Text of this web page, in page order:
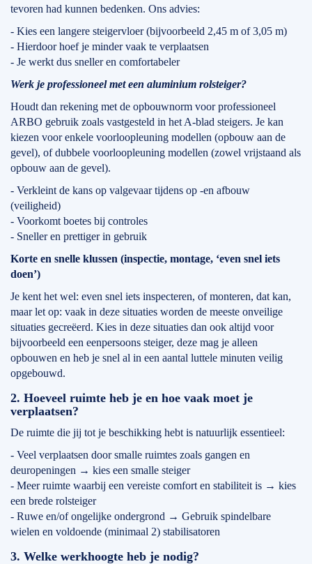
tevoren had kunnen bedenken. Ons advies:
- Kies een langere steigervloer (bijvoorbeeld 2,45 m of 3,05 m)
- Hierdoor hoef je minder vaak te verplaatsen
- Je werkt dus sneller en comfortabeler
Werk je professioneel met een aluminium rolsteiger?
Houdt dan rekening met de opbouwnorm voor professioneel
ARBO gebruik zoals vastgesteld in het A-blad steigers. Je kan
kiezen voor enkele voorloopleuning modellen (opbouw aan de
gevel), of dubbele voorloopleuning modellen (zowel vrijstaand als
opbouw aan de gevel).
- Verkleint de kans op valgevaar tijdens op -en afbouw
(veiligheid)
- Voorkomt boetes bij controles
- Sneller en prettiger in gebruik
Korte en snelle klussen (inspectie, montage, ‘even snel iets
doen’)
Je kent het wel: even snel iets inspecteren, of monteren, dat kan,
maar let op: vaak in deze situaties worden de meeste onveilige
situaties gecreëerd. Kies in deze situaties dan ook altijd voor
bijvoorbeeld een eenpersoons steiger, deze mag je alleen
opbouwen en heb je snel al in een aantal luttele minuten veilig
opgebouwd.
2. Hoeveel ruimte heb je en hoe vaak moet je
verplaatsen?
De ruimte die jij tot je beschikking hebt is natuurlijk essentieel:
- Veel verplaatsen door smalle ruimtes zoals gangen en
deuropeningen → kies een smalle steiger
- Meer ruimte waarbij een vereiste comfort en stabiliteit is → kies
een brede rolsteiger
- Ruwe en/of ongelijke ondergrond → Gebruik spindelbare
wielen en voldoende (minimaal 2) stabilisatoren
3. Welke werkhoogte heb je nodig?